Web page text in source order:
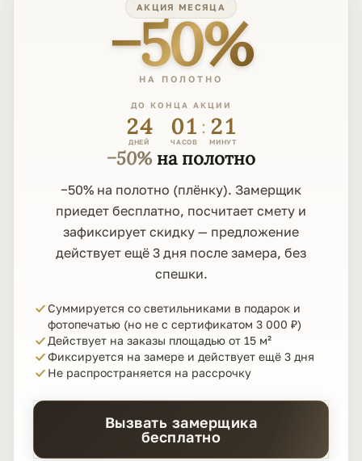
АКЦИЯ МЕСЯЦА
−50%
НА ПОЛОТНО
ДО КОНЦА АКЦИИ
24
ДНЕЙ
01
ЧАСОВ
: 21
МИНУТ
−50%на полотно
−50% на полотно (плёнку). Замерщик
приедет бесплатно, посчитает смету и
зафиксирует скидку — предложение
действует ещё 3 дня после замера, без
спешки.
Суммируется со светильниками в подарок и
фотопечатью (но не с сертификатом 3 000 ₽)
Действует на заказы площадью от 15 м²
Фиксируется на замере и действует ещё 3 дня
Не распространяется на рассрочку
Вызвать замерщика
бесплатно